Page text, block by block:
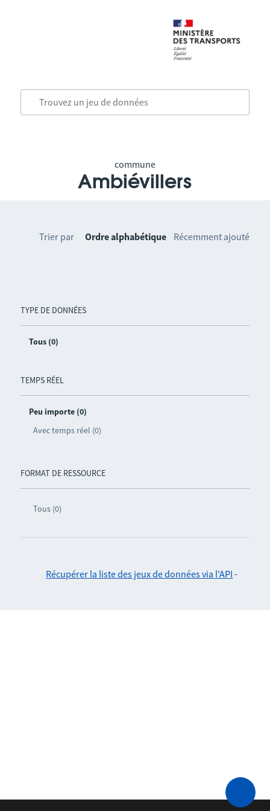
commune
Ambiévillers
TYPE DE DONNÉES
Tous (0)
TEMPS RÉEL
Peu importe (0)
Avec temps réel (0)
FORMAT DE RESSOURCE
Tous (0)
Trier par Ordre alphabétique Récemment ajouté
Récupérer la liste des jeux de données via l'API -